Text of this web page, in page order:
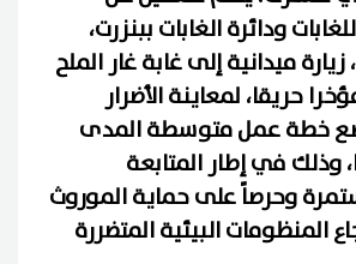
ودائرة الغابات ببنزرت،
ميدانية إلى غابة غار الملح
حريقا، لمعاينة الأضرار
خطة عمل متوسطة المدى
وذلك في إطار المتابعة
وحرصاً على حماية الموروث
المنظومات البيئية المتضررة